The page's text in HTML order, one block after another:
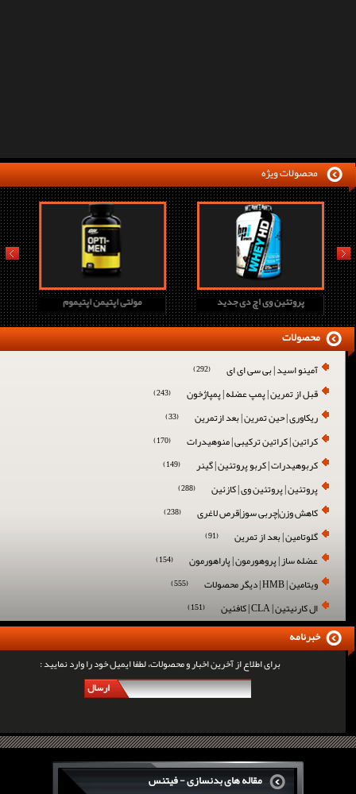
محصولات ویژه
مولتی اپتیمن اپتیموم پروتئین وی اچ دی جدید
prev next
آمینو اسید | بی سی ای ای (292)
قبل از تمرین | پمپ عضله | پمپاژخون (243)
ریکاوری | حین تمرین | بعد ازتمرین (33)
کراتین | کراتین ترکیبی | منوهیدرات (170)
کربوهیدرات | کربو پروتئین | گینر (149)
پروتئین | پروتئین وی | کازئین (288)
کاهش وزن|چربی سوز|قرص لاغری (238)
گلوتامین | بعد از تمرین (91)
عضله ساز | پروهورمون | پاراهورمون (154)
ویتامین | HMB | دیگر محصولات (555)
ال کارنیتین | CLA | کافئین (151)
محصولات
برای اطلاع از آخرین اخبار و محصولات، لطفا ایمیل خود را وارد نمایید :
ارسال
خبرنامه
مقاله های بدنسازی - فیتنس